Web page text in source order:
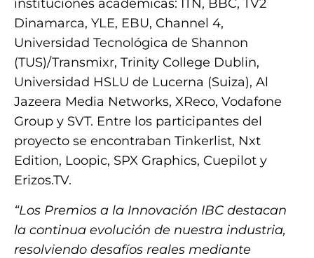
instituciones académicas: ITN, BBC, TV2
Dinamarca, YLE, EBU, Channel 4,
Universidad Tecnológica de Shannon
(TUS)/Transmixr, Trinity College Dublin,
Universidad HSLU de Lucerna (Suiza), Al
Jazeera Media Networks, XReco, Vodafone
Group y SVT. Entre los participantes del
proyecto se encontraban Tinkerlist, Nxt
Edition, Loopic, SPX Graphics, Cuepilot y
Erizos.TV.
“Los Premios a la Innovación IBC destacan
la continua evolución de nuestra industria,
resolviendo desafíos reales mediante